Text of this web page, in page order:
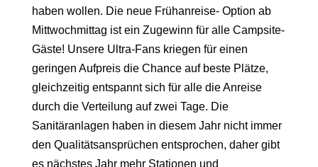
haben wollen. Die neue Frühanreise- Option ab
Mittwochmittag ist ein Zugewinn für alle Campsite-
Gäste! Unsere Ultra-Fans kriegen für einen
geringen Aufpreis die Chance auf beste Plätze,
gleichzeitig entspannt sich für alle die Anreise
durch die Verteilung auf zwei Tage. Die
Sanitäranlagen haben in diesem Jahr nicht immer
den Qualitätsansprüchen entsprochen, daher gibt
es nächstes Jahr mehr Stationen und